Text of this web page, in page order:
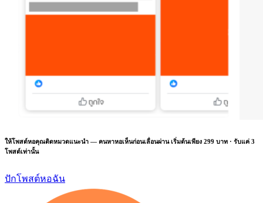
ให้โพสต์หอคุณติดหมวดแนะนำ — คนหาหอเห็นก่อนเลื่อนผ่าน เริ่มต้นเพียง 299 บาท · รับแค่ 3
โพสต์เท่านั้น
ปักโพสต์หอฉัน